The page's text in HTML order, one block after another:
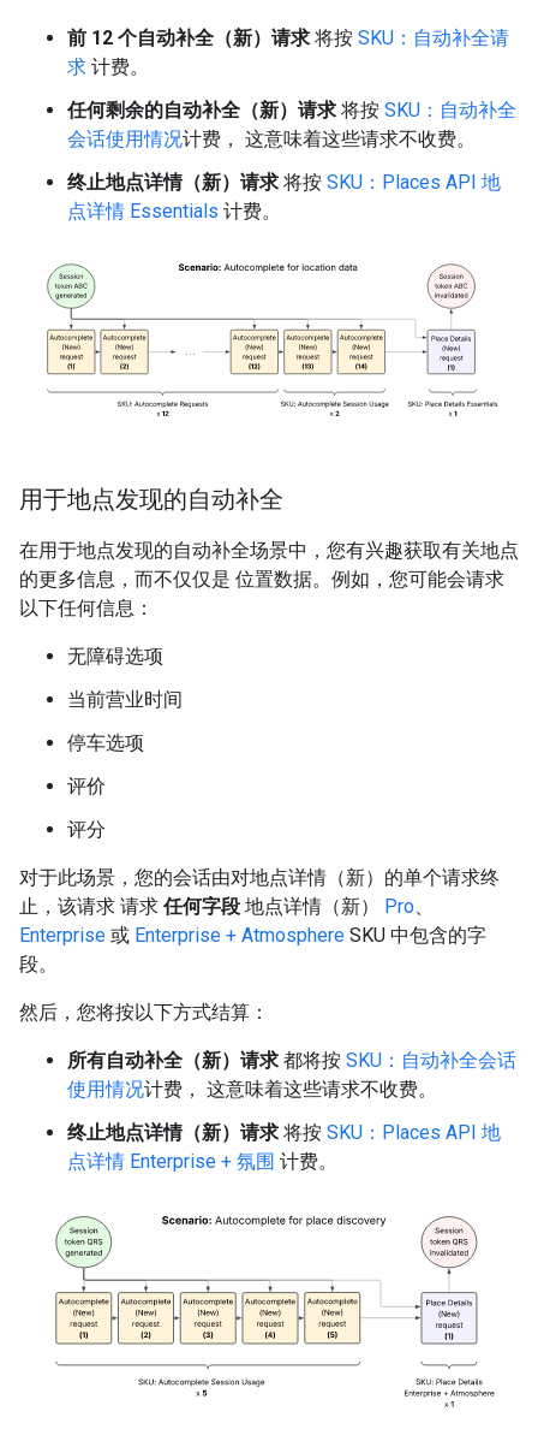
前 12 个自动补全（新）请求 将按 SKU：自动补全请
求 计费。
任何剩余的自动补全（新）请求 将按 SKU：自动补全
会话使用情况计费， 这意味着这些请求不收费。
终止地点详情（新）请求 将按 SKU：Places API 地
点详情 Essentials 计费。
用于地点发现的自动补全
在用于地点发现的自动补全场景中，您有兴趣获取有关地点
的更多信息，而不仅仅是 位置数据。例如，您可能会请求
以下任何信息：
无障碍选项
当前营业时间
停车选项
评价
评分
对于此场景，您的会话由对地点详情（新）的单个请求终
止，该请求 请求 任何字段 地点详情（新） Pro
Enterprise 或 Enterprise + Atmosphere SKU 中包含的字
段。
然后，您将按以下方式结算：
所有自动补全（新）请求 都将按 SKU：自动补全会话
使用情况计费， 这意味着这些请求不收费。
终止地点详情（新）请求 将按 SKU：Places API 地
点详情 Enterprise + 氛围 计费。